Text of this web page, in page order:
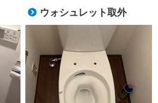
ウォシュレット取外